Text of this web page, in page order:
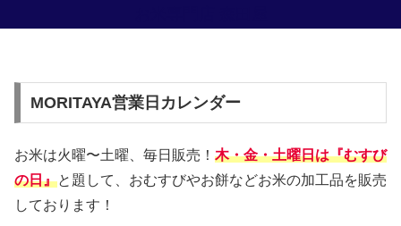
MORITAYA営業日カレンダー
お米は火曜〜土曜、毎日販売！ 木・金・土曜日は『むすび
の日』と題して、おむすびやお餅などお米の加工品を販売
しております！